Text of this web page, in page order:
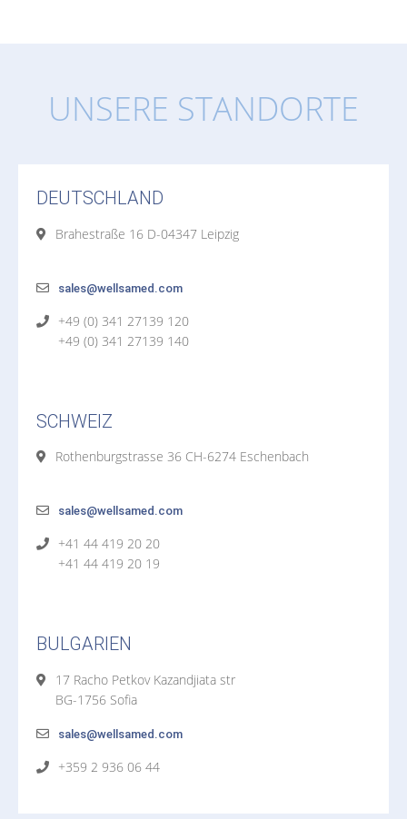
UNSERE STANDORTE
DEUTSCHLAND
Brahestraße 16 D-04347 Leipzig
sales@wellsamed.com
+49 (0) 341 27139 120
+49 (0) 341 27139 140
SCHWEIZ
Rothenburgstrasse 36 CH-6274 Eschenbach
sales@wellsamed.com
+41 44 419 20 20
+41 44 419 20 19
BULGARIEN
17 Racho Petkov Kazandjiata str
BG-1756 Sofia
sales@wellsamed.com
+359 2 936 06 44